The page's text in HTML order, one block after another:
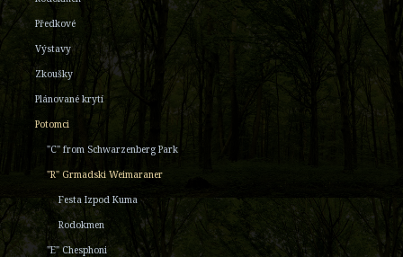
Předkové
Výstavy
Zkoušky
Plánované krytí
Potomci
"C" from Schwarzenberg Park
"R" Grmadski Weimaraner
Festa Izpod Kuma
Rodokmen
"E" Chesphoni